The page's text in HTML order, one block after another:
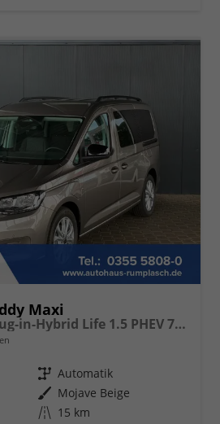
Maxi
eHybrid 150 PS Plug-in-Hybrid Life 1.5 PHEV 7 Sitze DSG
Getriebe Automatik
Außenfarbe Mojave Beige
Kilometerstand 15 km